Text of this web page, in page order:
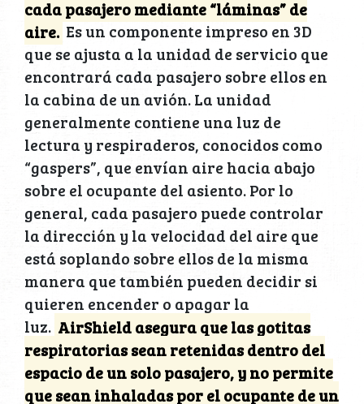
cada pasajero mediante “láminas” de
aire. Es un componente impreso en 3D
que se ajusta a la unidad de servicio que
encontrará cada pasajero sobre ellos en
la cabina de un avión. La unidad
generalmente contiene una luz de
lectura y respiraderos, conocidos como
“gaspers”, que envían aire hacia abajo
sobre el ocupante del asiento. Por lo
general, cada pasajero puede controlar
la dirección y la velocidad del aire que
está soplando sobre ellos de la misma
manera que también pueden decidir si
quieren encender o apagar la
luz. AirShield asegura que las gotitas
respiratorias sean retenidas dentro del
espacio de un solo pasajero, y no permite
que sean inhaladas por el ocupante de un